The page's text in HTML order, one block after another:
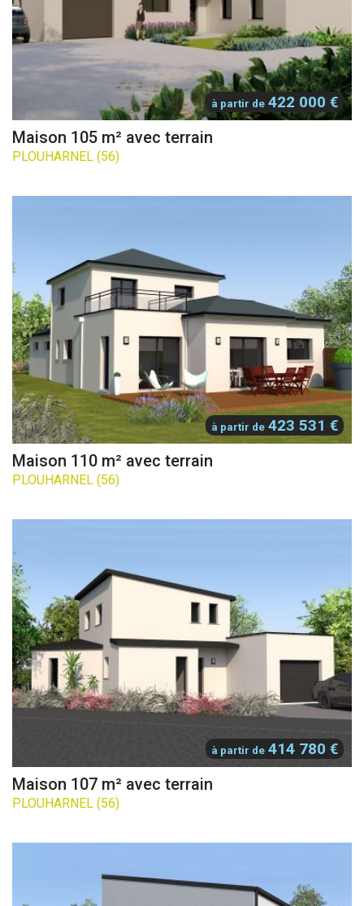
à partir de 422 000 €
Maison 105 m² avec terrain
PLOUHARNEL (56)
à partir de 423 531 €
Maison 110 m² avec terrain
PLOUHARNEL (56)
à partir de 414 780 €
Maison 107 m² avec terrain
PLOUHARNEL (56)